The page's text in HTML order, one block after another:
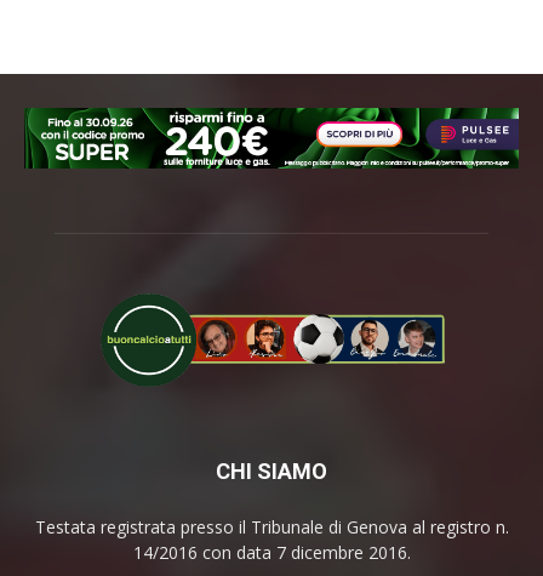
CHI SIAMO
Testata registrata presso il Tribunale di Genova al registro n.
14/2016 con data 7 dicembre 2016.